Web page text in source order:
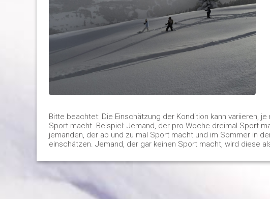
Bitte beachtet: Die Einschätzung der Kondition kann variieren,
Sport macht. Beispiel: Jemand, der pro Woche dreimal Sport
jemanden, der ab und zu mal Sport macht und im Sommer in
einschätzen. Jemand, der gar keinen Sport macht, wird diese